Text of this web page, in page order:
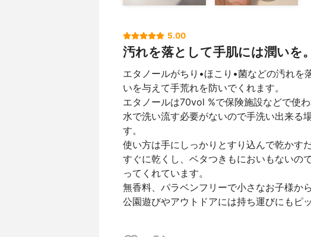
5.00
汚れを落として手肌には潤いを。
エタノールがちり•ほこり•菌などの汚れを
いを与えて手荒れを防いでくれます。
エタノールは70vol %で保険施設などで使
水で洗い流す必要がないので手洗い出来る
す。
使い方は手にしっかりとすり込んで乾かす
すぐに乾くし、ベタつきもにおいもないの
ってくれています。
無香料、パラベンフリーで小さなお子様か
公園遊びやアウトドアには持ち運びにもピ